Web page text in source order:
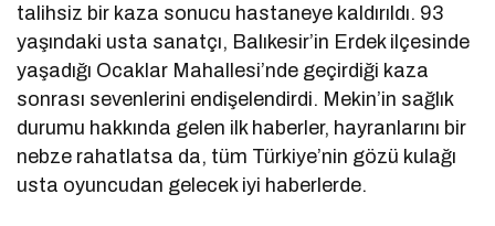
talihsiz bir kaza sonucu hastaneye kaldırıldı. 93
yaşındaki usta sanatçı, Balıkesir’in Erdek ilçesinde
yaşadığı Ocaklar Mahallesi’nde geçirdiği kaza
sonrası sevenlerini endişelendirdi. Mekin’in sağlık
durumu hakkında gelen ilk haberler, hayranlarını bir
nebze rahatlatsa da, tüm Türkiye’nin gözü kulağı
usta oyuncudan gelecek iyi haberlerde.